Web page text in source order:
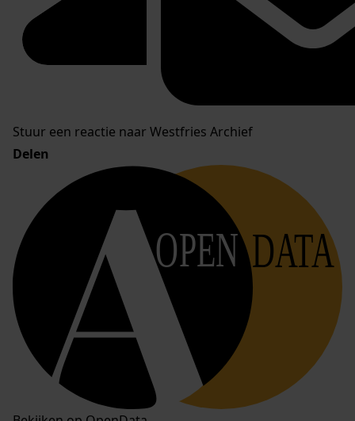
Stuur een reactie naar Westfries Archief
Delen
OPEN DATA